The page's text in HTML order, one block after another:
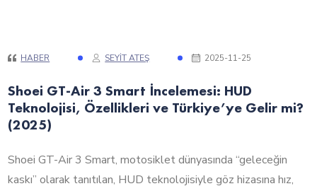
HABER SEYIT ATEŞ 2025-11-25
Shoei GT-Air 3 Smart İncelemesi: HUD
Teknolojisi, Özellikleri ve Türkiye’ye Gelir mi?
(2025)
Shoei GT-Air 3 Smart, motosiklet dünyasında “geleceğin
kaskı” olarak tanıtılan, HUD teknolojisiyle göz hizasına hız,